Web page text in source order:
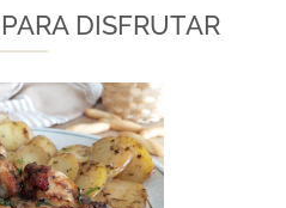
DISFRUTAR